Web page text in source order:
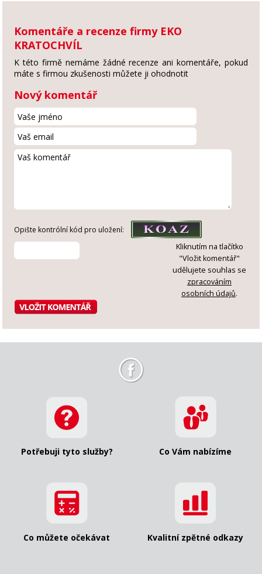
Komentáře a recenze firmy EKO
KRATOCHVÍL
K této firmě nemáme žádné recenze ani komentáře, pokud
máte s firmou zkušenosti můžete ji ohodnotit
Nový komentář
Opište kontrólní kód pro uložení:
Kliknutím na tlačítko
"Vložit komentář"
udělujete souhlas se
zpracováním
osobních údajů.
Potřebuji tyto služby? Co Vám nabízíme
Co můžete očekávat Kvalitní zpětné odkazy